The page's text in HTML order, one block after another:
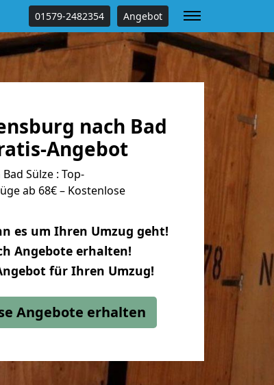
01579-2482354 Angebot
nach Bad
Angebot
Sülze : Top-
ab 68€ – Kostenlose
es um Ihren Umzug geht!
Angebote erhalten!
für Ihren Umzug!
Angebote erhalten